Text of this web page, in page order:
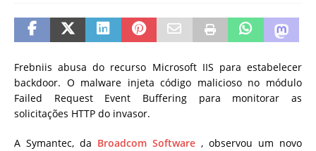
Frebniis abusa do recurso Microsoft IIS para estabelecer
backdoor. O malware injeta código malicioso no módulo
Failed Request Event Buffering para monitorar as
solicitações HTTP do invasor.
A Symantec, da Broadcom Software , observou um novo